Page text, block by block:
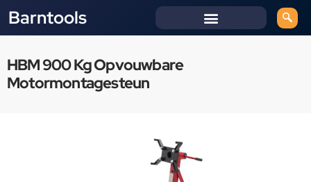
Barntools
HBM 900 Kg Opvouwbare
Motormontagesteun